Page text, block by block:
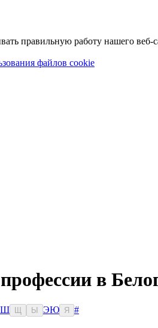
правильную работу нашего веб-
файлов cookie
в
Ш Ы ЭЮ Я
#